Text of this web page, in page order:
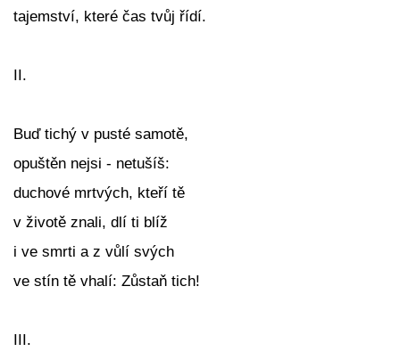
tajemství, které čas tvůj řídí.
II.
Buď tichý v pusté samotě,
opuštěn nejsi - netušíš:
duchové mrtvých, kteří tě
v životě znali, dlí ti blíž
i ve smrti a z vůlí svých
ve stín tě vhalí: Zůstaň tich!
III.